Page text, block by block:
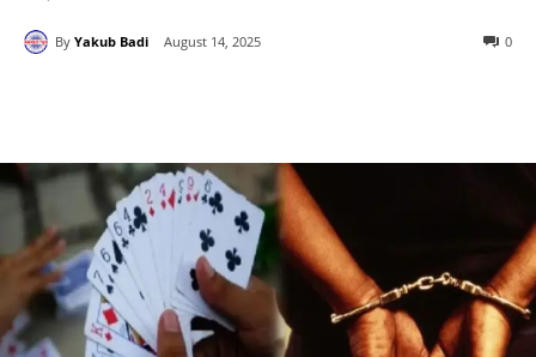
By Yakub Badi August 14, 2025 0